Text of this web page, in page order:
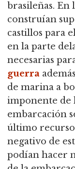
brasileñas. En
construían
castillos para
en la parte
necesarias
guerra
de marina a
imponente de
embarcación
último recurso
negativo de
podían hacer